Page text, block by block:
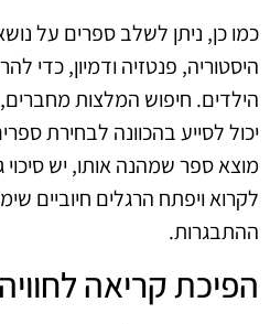
כמו כן, ניתן לשלב ספרים על
היסטוריה, פנטזיה ודמיון, כדי
הילדים. חיפוש המלצות
יכול לסייע בהכוונה לבחירת
מוצא ספר שמהנה אותו, יש סיכוי
לקרוא ויפתח הרגלים חיוביים
ההתבגרות.
הפיכת קריאה